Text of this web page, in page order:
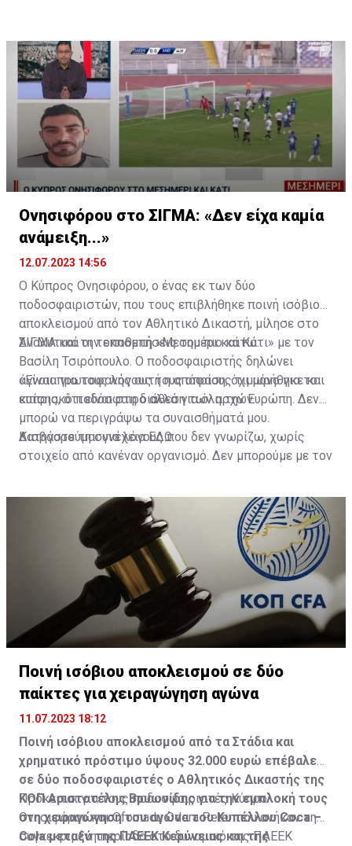
Ονησιφόρου στο ΣΙΓΜΑ: «Δεν είχα καμία
ανάμειξη...»
12.07.2023 14:56
Ο Κύπρος Ονησιφόρου, ο ένας εκ των δύο
ποδοσφαιριστών, που τους επιβλήθηκε ποινή ισόβιου
αποκλεισμού από τον Αθλητικό Δικαστή, μίλησε στο
ΣΙΓΜΑ και την εκπομπή «Μεσημέρι και Κάτι» με τον
Βασίλη Τσιρόπουλο. Ο ποδοσφαιριστής δηλώνει
άγνοια για τους λόγους τους οποίους τιμωρήθηκε και
επίσης, ότι είναι στη διάθεση των αρχών.
Αναλυτικά οι τοποθετήσεις του πιο κάτω:
«Είναι πρωτοφανής αυτή η απόφαση, όχι μόνο για το
κυπριακό ποδόσφαιρο αλλά για όλη την Ευρώπη. Δεν
μπορώ να περιγράψω τα συναισθήματά μου.
Κατηγορούμαι για λόγους που δεν γνωρίζω, χωρίς
στοιχείο από κανέναν οργανισμό. Δεν μπορούμε με τον
υπερασπιστούμε το όνομά μου».
Διαβάστε τη συνέχειαΕΔΩ
Ποινή ισόβιου αποκλεισμού σε δύο
παίκτες για χειραγώγηση αγώνα
11.07.2023 18:12
Ποινή ισόβιου αποκλεισμού από τα Στάδια και
χρηματικό πρόστιμο ύψους 32.000 ευρώ επέβαλε
σε δύο ποδοσφαιριστές ο Αθλητικός Δικαστής της
ΚΟΠ Αριστοτέλης Βρυωνίδης για την εμπλοκή τους
στη χειραγώγηση του αγώνα του Κυπέλλου Coca –
Cola μεταξύ της ΠΑΕΕΚ Κερύνειας και της
Πρόκειται για τους ποδοσφαιριστές Κύπρο
Ονησιφόρου και Ofornadu Odera Peter που ανήκαν τη
συγκεκριμένη περίοδο στο δυναμικό της ΠΑΕΕΚ